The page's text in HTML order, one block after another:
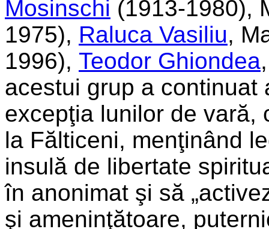
Mosinschi (1913-1980),
1975), Raluca Vasiliu,
1996), Teodor Ghiondea
acestui grup a continuat
excepţia lunilor de vară,
la Fălticeni, menţinând
insulă de libertate
în anonimat şi să
şi ameninţătoare,